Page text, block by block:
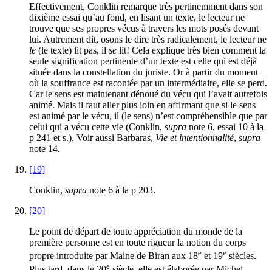
Effectivement, Conklin remarque très pertinemment dans son
dixième essai qu’au fond, en lisant un texte, le lecteur ne
trouve que ses propres vécus à travers les mots posés devant
lui. Autrement dit, osons le dire très radicalement, le lecteur ne
le (le texte) lit pas, il se lit! Cela explique très bien comment la
seule signification pertinente d’un texte est celle qui est déjà
située dans la constellation du juriste. Or à partir du moment
où la souffrance est racontée par un intermédiaire, elle se perd.
Car le sens est maintenant dénoué du vécu qui l’avait autrefois
animé. Mais il faut aller plus loin en affirmant que si le sens
est animé par le vécu, il (le sens) n’est compréhensible que par
celui qui a vécu cette vie (Conklin, supra note 6, essai 10 à la
p 241 et s.). Voir aussi Barbaras, Vie et intentionnalité, supra
note 14.
[19]
Conklin, supra note 6 à la p 203.
[20]
Le point de départ de toute appréciation du monde de la
première personne est en toute rigueur la notion du corps
propre introduite par Maine de Biran aux 18e et 19e siècles.
e